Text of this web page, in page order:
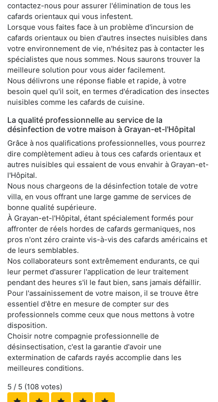
contactez-nous pour assurer l'élimination de tous les
cafards orientaux qui vous infestent.
Lorsque vous faites face à un problème d'incursion de
cafards orientaux ou bien d'autres insectes nuisibles dans
votre environnement de vie, n'hésitez pas à contacter les
spécialistes que nous sommes. Nous saurons trouver la
meilleure solution pour vous aider facilement.
Nous délivrons une réponse fiable et rapide, à votre
besoin quel qu'il soit, en termes d'éradication des insectes
nuisibles comme les cafards de cuisine.
La qualité professionnelle au service de la
désinfection de votre maison à Grayan-et-l'Hôpital
Grâce à nos qualifications professionnelles, vous pourrez
dire complètement adieu à tous ces cafards orientaux et
autres nuisibles qui essaient de vous envahir à Grayan-et-
l'Hôpital.
Nous nous chargeons de la désinfection totale de votre
villa, en vous offrant une large gamme de services de
bonne qualité supérieure.
À Grayan-et-l'Hôpital, étant spécialement formés pour
affronter de réels hordes de cafards germaniques, nos
pros n'ont zéro crainte vis-à-vis des cafards américains et
de leurs semblables.
Nos collaborateurs sont extrêmement endurants, ce qui
leur permet d'assurer l'application de leur traitement
pendant des heures s'il le faut bien, sans jamais défaillir.
Pour l'assainissement de votre maison, il se trouve être
essentiel d'être en mesure de compter sur des
professionnels comme ceux que nous mettons à votre
disposition.
Choisir notre compagnie professionnelle de
désinsectisation, c'est la garantie d'avoir une
extermination de cafards rayés accomplie dans les
meilleures conditions.
5 / 5 (108 votes)